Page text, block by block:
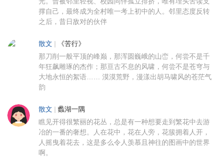
撑自己，最终成为全村唯一考上初中的人。邻里态度反转
之后，昔日敌对的伙伴
散文 《苦行》
那刀削一般平顶的峰巅，那浑圆巍峨的山峦，何尝不是千
年狂飙雕琢的杰作；那亘古不息的风啸，何尝不是苍穹与
大地永恒的絮语…… 漠漠荒野，漫漾出胡马啸风的苍茫气
韵
散文 蠡湖一隅
瞧见开得很繁丽的花丛，总是有一种想要走到繁花中去游
冶的一番的奢想。人在花中，花在人旁，花簇拥着人开，
人摇曳着花去，这是多么令人羡慕且神往的图画中的世界
啊。